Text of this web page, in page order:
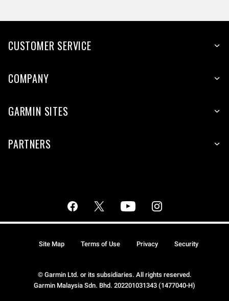
CUSTOMER SERVICE
COMPANY
GARMIN SITES
PARTNERS
© Garmin Ltd. or its subsidiaries. All rights reserved.
Garmin Malaysia Sdn. Bhd. 202201031343 (1477040-H)
Site Map Terms of Use Privacy Security